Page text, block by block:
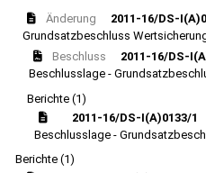
Änderung
2011-16/DS-
Grundsatzbeschluss
Beschluss
2011-16/DS-
Beschlusslage -
Berichte (1)
2011-16/DS-I(A)0133/1
Beschlusslage -
Berichte (1)